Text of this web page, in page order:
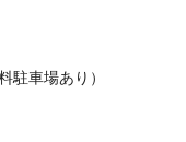
駐車場あり）